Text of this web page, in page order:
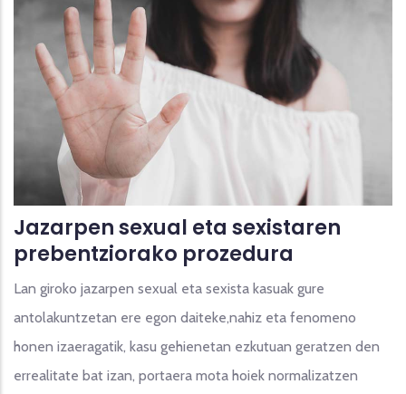
Jazarpen sexual eta sexistaren
prebentziorako prozedura
Lan giroko jazarpen sexual eta sexista kasuak gure
antolakuntzetan ere egon daiteke,nahiz eta fenomeno
honen izaeragatik, kasu gehienetan ezkutuan geratzen den
errealitate bat izan, portaera mota hoiek normalizatzen